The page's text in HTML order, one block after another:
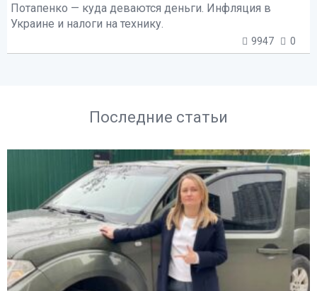
Потапенко — куда деваются деньги. Инфляция в
Украине и налоги на технику.
9947 0
Последние статьи